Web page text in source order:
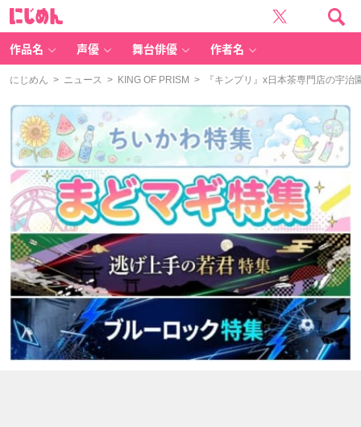
作品名 声優 舞台俳優 作者名
にじめん > ニュース > KING OF PRISM > 『キンプリ』x日本茶専門店の宇治